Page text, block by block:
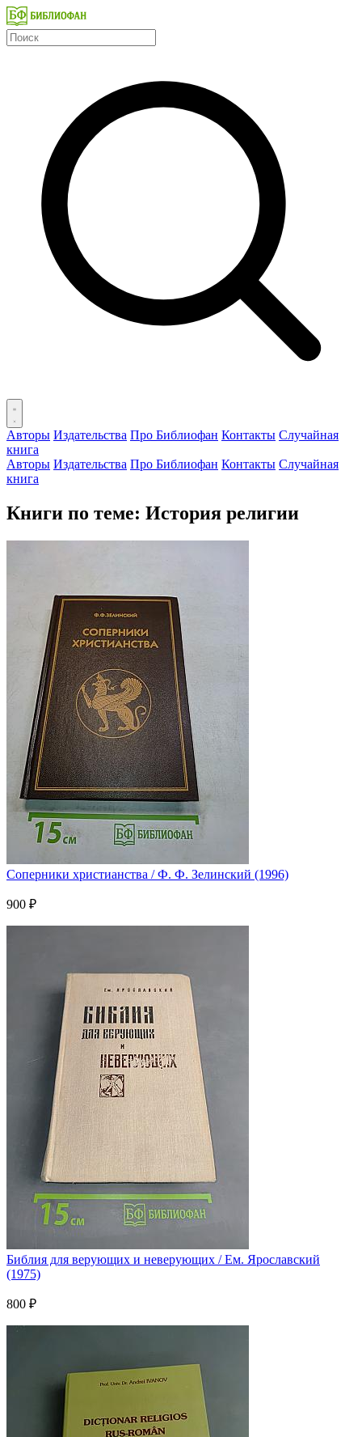
Авторы Издательства Про Библиофан Контакты Случайная
книга
Авторы Издательства Про Библиофан Контакты Случайная
книга
Книги по теме: История религии
Соперники христианства / Ф. Ф. Зелинский (1996)
900 ₽
Библия для верующих и неверующих / Ем. Ярославский
(1975)
800 ₽